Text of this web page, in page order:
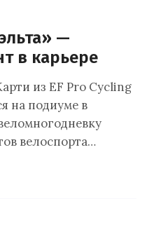
—
в карьере
из EF Pro Cycling
на подиуме в
велоспорта…